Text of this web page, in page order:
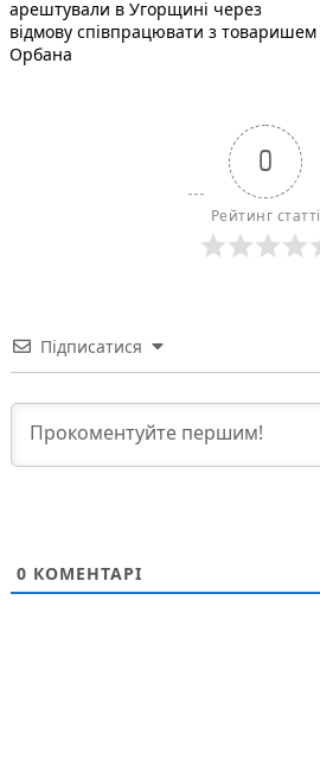
арештували в Угорщині через
відмову співпрацювати з товаришем
Орбана
0
Рейтинг статті
Підписатися
0 КОМЕНТАРІ